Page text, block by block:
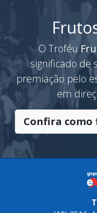
O Troféu
significado de
premiação pelo
em
Confira como